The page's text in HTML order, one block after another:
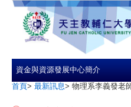
資金與資源發展中心簡介
首頁> 最新訊息> 物理系李義發老